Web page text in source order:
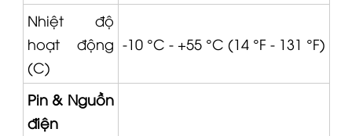
Nhiệt độ
hoạt động
(C)
-10 °C - +55 °C (14 °F - 131 °F)
Pin & Nguồn
điện